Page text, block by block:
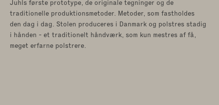
Juhls første prototype, de originale tegninger og de
traditionelle produktionsmetoder. Metoder, som fastholdes
den dag i dag. Stolen produceres i Danmark og polstres stadig
i hånden - et traditionelt håndværk, som kun mestres af få,
meget erfarne polstrere.